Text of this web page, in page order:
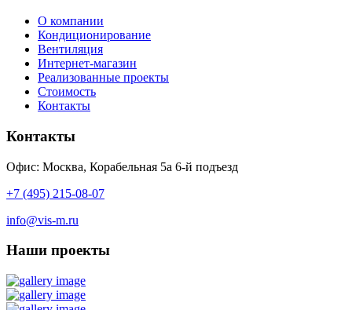
О компании
Кондиционирование
Вентиляция
Интернет-магазин
Реализованные проекты
Стоимость
Контакты
Контакты
Офис: Москва, Корабельная 5а 6-й подъезд
+7 (495) 215-08-07
info@vis-m.ru
Наши проекты